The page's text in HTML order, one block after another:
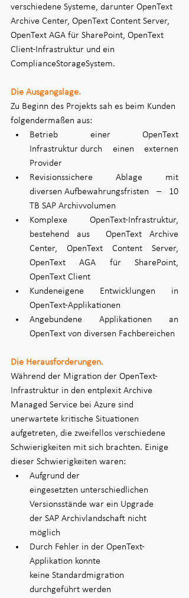
verschiedene Systeme, darunter OpenText
Archive Center, OpenText Content Server,
OpenText AGA für SharePoint, OpenText
Client-Infrastruktur und ein
ComplianceStorageSystem.
Die Ausgangslage.
Zu Beginn des Projekts sah es beim Kunden
folgendermaßen aus:
Betrieb einer OpenText
Infrastruktur durch einen externen
Provider​
Revisionssichere Ablage mit
diversen Aufbewahrungsfristen – 10
TB SAP Archivvolumen​
Komplexe OpenText-Infrastruktur,
bestehend aus ​ OpenText Archive
Center, OpenText Content Server,
OpenText AGA für SharePoint,
OpenText Client
Kundeneigene Entwicklungen in
OpenText​-Applikationen
Angebundene Applikationen an
Die Herausforderungen.
Während der Migration der OpenText-
Infrastruktur in den entplexit Archive
Managed Service bei Azure sind
unerwartete kritische Situationen
aufgetreten, die zweifellos verschiedene
Schwierigkeiten mit sich brachten. Einige
dieser Schwierigkeiten waren:
Aufgrund der
eingesetzten unterschiedlichen
Versionsstände war ein Upgrade
der SAP Archivlandschaft nicht
möglich​
Durch Fehler in der OpenText-
Applikation konnte
keine Standardmigration
durchgeführt werden​